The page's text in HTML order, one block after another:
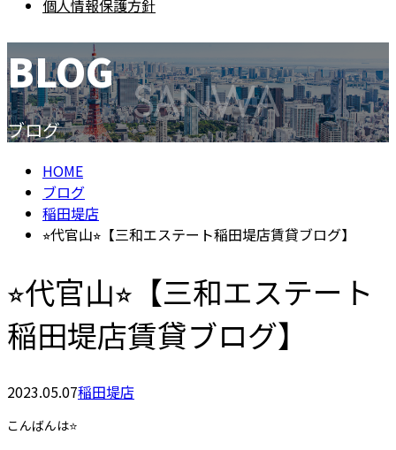
個人情報保護方針
BLOG
ブログ
HOME
ブログ
稲田堤店
⭐︎代官山⭐︎【三和エステート稲田堤店賃貸ブログ】
⭐︎代官山⭐︎【三和エステート
稲田堤店賃貸ブログ】
2023.05.07稲田堤店
こんばんは⭐️